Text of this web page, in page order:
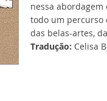
nessa
todo um percurso
das belas-artes,
Tradução: Celisa